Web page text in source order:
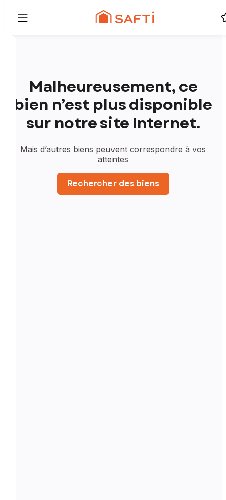
Malheureusement, ce
bien n’est plus disponible
sur notre site Internet.
Mais d’autres biens peuvent correspondre à vos
attentes
Rechercher des biens